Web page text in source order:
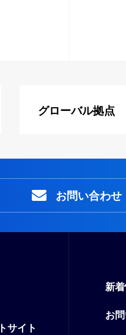
グローバル拠点
お問い合わせ
サイト
新
お